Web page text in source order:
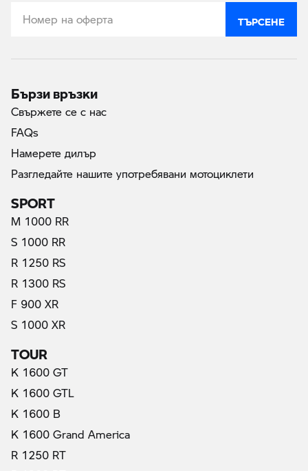
ТЪРСЕНЕ
Бързи връзки
Свържете се с нас
FAQs
Намерете дилър
Разгледайте нашите употребявани мотоциклети
SPORT
M 1000 RR
S 1000 RR
R 1250 RS
R 1300 RS
F 900 XR
S 1000 XR
TOUR
K 1600 GT
K 1600 GTL
K 1600 B
K 1600 Grand America
R 1250 RT